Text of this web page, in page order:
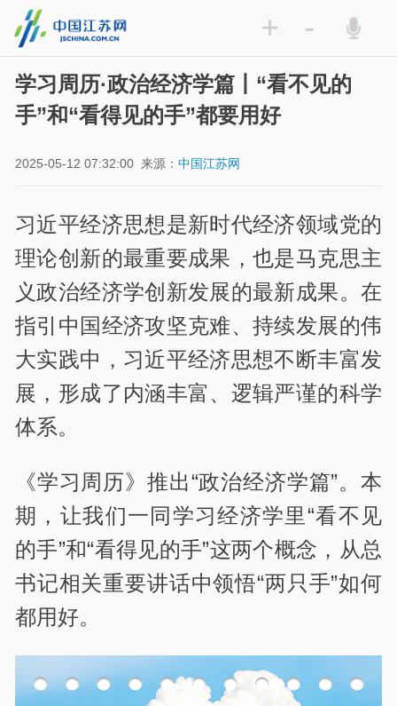
+ -
学习周历·政治经济学篇丨“看不见的
手”和“看得见的手”都要用好
2025-05-12 07:32:00 来源：中国江苏网
习近平经济思想是新时代经济领域党的
理论创新的最重要成果，也是马克思主
义政治经济学创新发展的最新成果。在
指引中国经济攻坚克难、持续发展的伟
大实践中，习近平经济思想不断丰富发
展，形成了内涵丰富、逻辑严谨的科学
体系。
《学习周历》推出“政治经济学篇”。本
期，让我们一同学习经济学里“看不见
的手”和“看得见的手”这两个概念，从总
书记相关重要讲话中领悟“两只手”如何
都用好。